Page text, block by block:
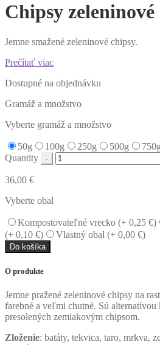
Chipsy zeleninové
Jemne smažené zeleninové chipsy.
Prečítať viac
Dostupné na objednávku
Gramáž a množstvo
Vyberte gramáž a množstvo
50g 100g 250g 500g 750g
Quantity
36,00 €
Vyberte obal
Kompostovateľné vrecko (+ 0,25 €)
(+ 0,10 €) Vlastný obal (+ 0,00 €)
Do košíka
O produkte
Jemne pražené zeleninové chipsy na
farebné a veľmi chutné. Sú alternatívou
presolených zemiakovým chipsom.
Zloženie: batáty, tekvica, taro, mrkva,